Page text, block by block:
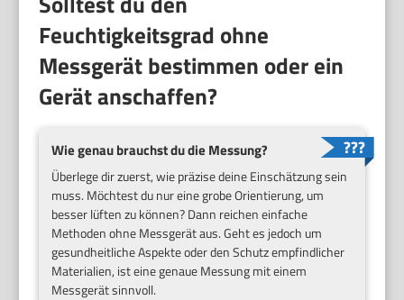
Feuchtigkeitsgrad ohne
Messgerät bestimmen oder ein
Gerät anschaffen?
Wie genau brauchst du die Messung?
Überlege dir zuerst, wie präzise deine Einschätzung sein
muss. Möchtest du nur eine grobe Orientierung, um
besser lüften zu können? Dann reichen einfache
Methoden ohne Messgerät aus. Geht es jedoch um
gesundheitliche Aspekte oder den Schutz empfindlicher
Materialien, ist eine genaue Messung mit einem
Messgerät sinnvoll.